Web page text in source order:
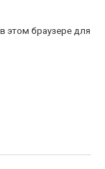
этом браузере для